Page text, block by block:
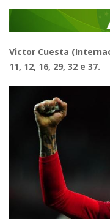
Victor Cuesta
11, 12, 16, 29, 32 e 37.